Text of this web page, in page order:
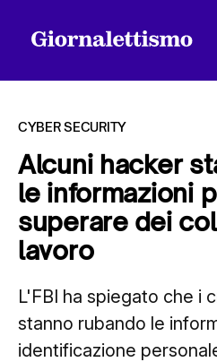
Tutti gli articoli
Contatti
CYBER SECURITY
Alcuni hacker
le informazioni
superare dei
lavoro
L'FBI ha spiegato che i
stanno rubando le
identificazione